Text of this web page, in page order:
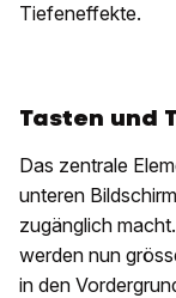
Tiefeneffekte.
Tasten und
Das zentrale
unteren
zugänglich
werden nun
in den